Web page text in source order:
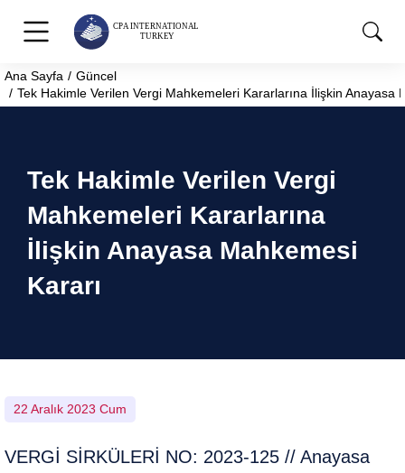
You are here:
Ana Sayfa
Güncel
Tek Hakimle Verilen Vergi Mahkemeleri Kararlarına İlişkin Anayasa
Tek Hakimle Verilen Vergi
Mahkemeleri Kararlarına
İlişkin Anayasa Mahkemesi
Kararı
22 Aralık 2023 Cum
VERGİ SİRKÜLERİ NO: 2023-125 // Anayasa